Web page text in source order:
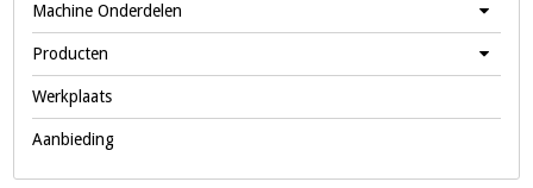
Machine Onderdelen
Producten
Werkplaats
Aanbieding